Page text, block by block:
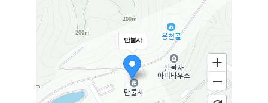
만불사